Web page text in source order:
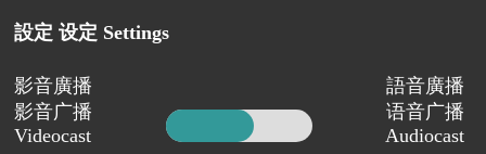
設定 设定 Settings
影音廣播
影音广播
Videocast
語音廣播
语音广播
Audiocast